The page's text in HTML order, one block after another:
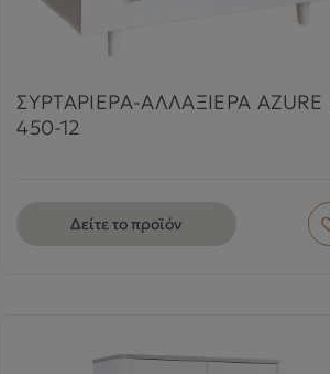
450-12
Δείτε το προϊόν